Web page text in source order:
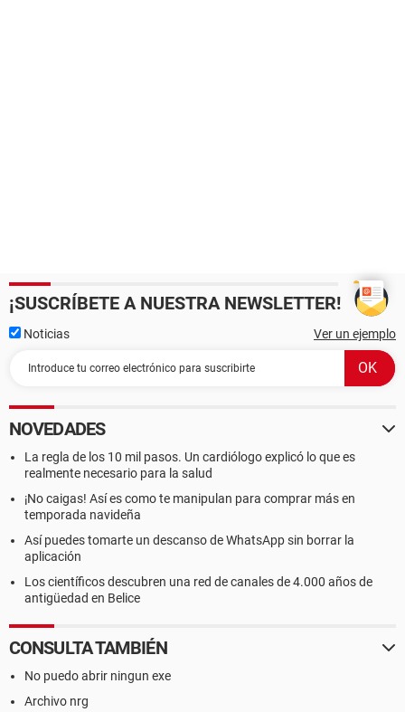
¡SUSCRÍBETE A NUESTRA NEWSLETTER!
Noticias Ver un ejemplo
NOVEDADES
La regla de los 10 mil pasos. Un cardiólogo explicó lo que es
realmente necesario para la salud
¡No caigas! Así es como te manipulan para comprar más en
temporada navideña
Así puedes tomarte un descanso de WhatsApp sin borrar la
aplicación
Los científicos descubren una red de canales de 4.000 años de
antigüedad en Belice
CONSULTA TAMBIÉN
No puedo abrir ningun exe
Archivo nrg